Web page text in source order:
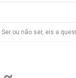
Ser ou não ser, eis a